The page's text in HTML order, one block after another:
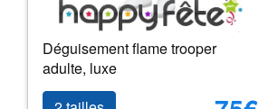
Déguisement flame trooper
adulte, luxe